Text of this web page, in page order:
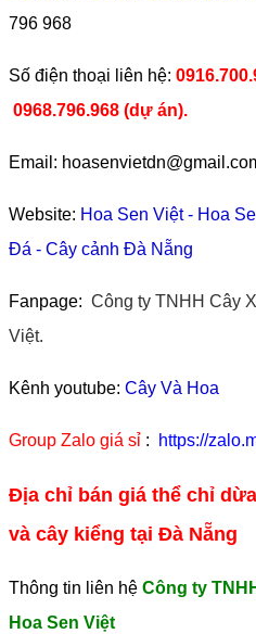
796 968
​Số điện thoại liên hệ:
0968.796.968 (dự án).
Email:
Website: Hoa Sen Việt- Hoa
Đá - Cây cảnh Đà Nẵng
Fanpage: Công ty TNHH Cây
Việt.
Kênh youtube: Cây Và Hoa
Group Zalo giá sỉ : https://
Địa chỉ bán giá thể chỉ
và cây kiểng tại Đà Nẵng
Thông tin liên hệ Công ty
Hoa Sen Việt